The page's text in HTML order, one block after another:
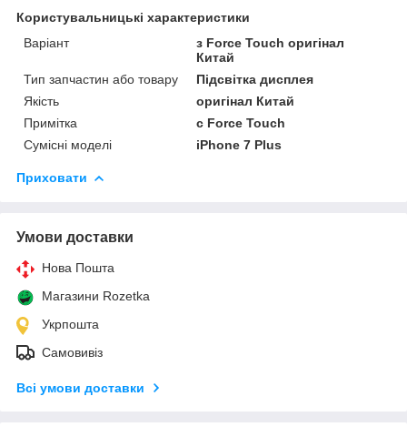
Користувальницькі характеристики
Варіант
з Force Touch оригінал
Китай
Тип запчастин або товару
Підсвітка дисплея
Якість
оригінал Китай
Примітка
с Force Touch
Сумісні моделі
iPhone 7 Plus
Приховати
Умови доставки
Нова Пошта
Магазини Rozetka
Укрпошта
Самовивіз
Всі умови доставки